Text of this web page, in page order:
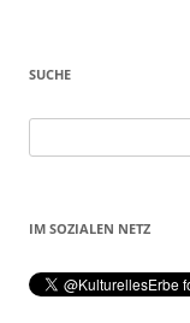
SUCHE
nach:
IM SOZIALEN NETZ